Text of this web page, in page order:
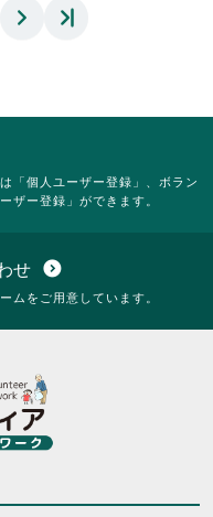
「個人ユーザー登録」、ボラン
ザー登録」ができます。
せ expand_circle_down
ムをご用意しています。